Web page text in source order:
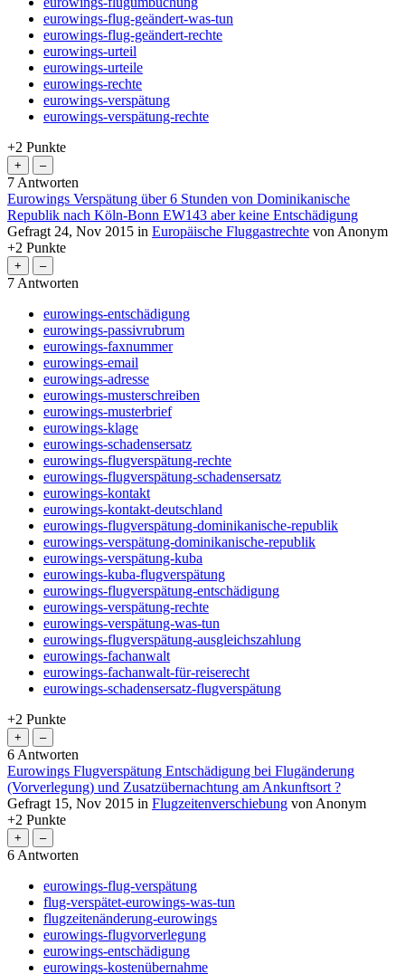
eurowings-flug-geändert-was-tun
eurowings-flug-geändert-rechte
eurowings-urteil
eurowings-urteile
eurowings-rechte
eurowings-verspätung
eurowings-verspätung-rechte
+2 Punkte
7 Antworten
Eurowings Verspätung über 6 Stunden von Dominikanische
Republik nach Köln-Bonn EW143 aber keine Entschädigung
Gefragt 24, Nov 2015 in Europäische Fluggastrechte von Anonym
+2 Punkte
7 Antworten
eurowings-entschädigung
eurowings-passivrubrum
eurowings-faxnummer
eurowings-email
eurowings-adresse
eurowings-musterschreiben
eurowings-musterbrief
eurowings-klage
eurowings-schadensersatz
eurowings-flugverspätung-rechte
eurowings-flugverspätung-schadensersatz
eurowings-kontakt
eurowings-kontakt-deutschland
eurowings-flugverspätung-dominikanische-republik
eurowings-verspätung-dominikanische-republik
eurowings-verspätung-kuba
eurowings-kuba-flugverspätung
eurowings-flugverspätung-entschädigung
eurowings-verspätung-rechte
eurowings-verspätung-was-tun
eurowings-flugverspätung-ausgleichszahlung
eurowings-fachanwalt
eurowings-fachanwalt-für-reiserecht
eurowings-schadensersatz-flugverspätung
+2 Punkte
6 Antworten
Eurowings Flugverspätung Entschädigung bei Flugänderung
(Vorverlegung) und Zusatzübernachtung am Ankunftsort ?
Gefragt 15, Nov 2015 in Flugzeitenverschiebung von Anonym
+2 Punkte
6 Antworten
eurowings-flug-verspätung
flug-verspätet-eurowings-was-tun
flugzeitenänderung-eurowings
eurowings-flugvorverlegung
eurowings-entschädigung
eurowings-kostenübernahme